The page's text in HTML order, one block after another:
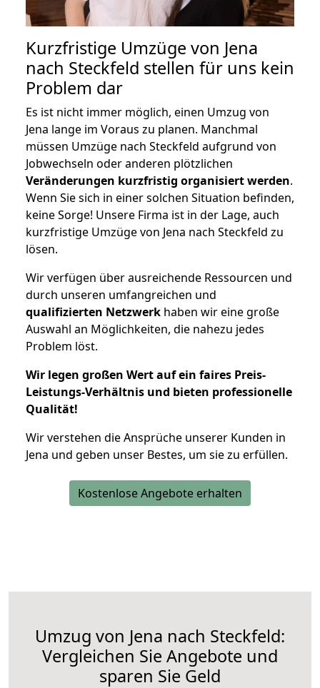
Kurzfristige Umzüge von Jena
nach Steckfeld stellen für uns kein
Problem dar
Es ist nicht immer möglich, einen Umzug von
Jena lange im Voraus zu planen. Manchmal
müssen Umzüge nach Steckfeld aufgrund von
Jobwechseln oder anderen plötzlichen
Veränderungen kurzfristig organisiert werden.
Wenn Sie sich in einer solchen Situation befinden,
keine Sorge! Unsere Firma ist in der Lage, auch
kurzfristige Umzüge von Jena nach Steckfeld zu
lösen.
Wir verfügen über ausreichende Ressourcen und
durch unseren umfangreichen und
qualifizierten Netzwerk haben wir eine große
Auswahl an Möglichkeiten, die nahezu jedes
Problem löst.
Wir legen großen Wert auf ein faires Preis-
Leistungs-Verhältnis und bieten professionelle
Qualität!
Wir verstehen die Ansprüche unserer Kunden in
Jena und geben unser Bestes, um sie zu erfüllen.
Kostenlose Angebote erhalten
Umzug von Jena nach Steckfeld:
Vergleichen Sie Angebote und
sparen Sie Geld